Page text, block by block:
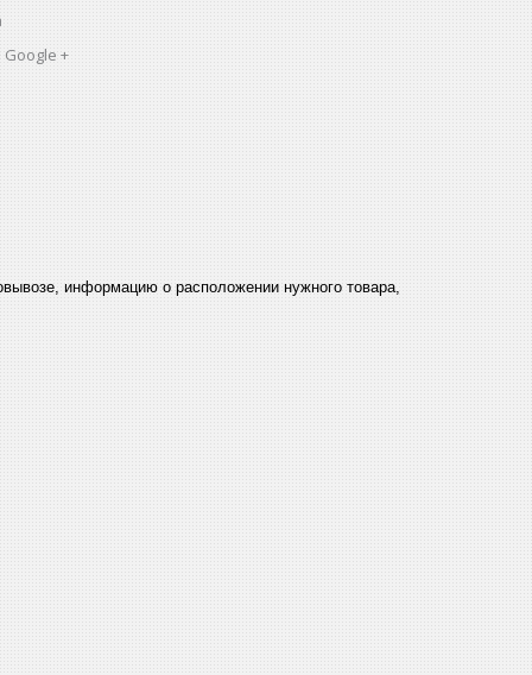
+
информацию о расположении нужного товара,